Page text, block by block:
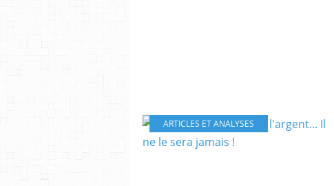
ARTICLES ET ANALYSES